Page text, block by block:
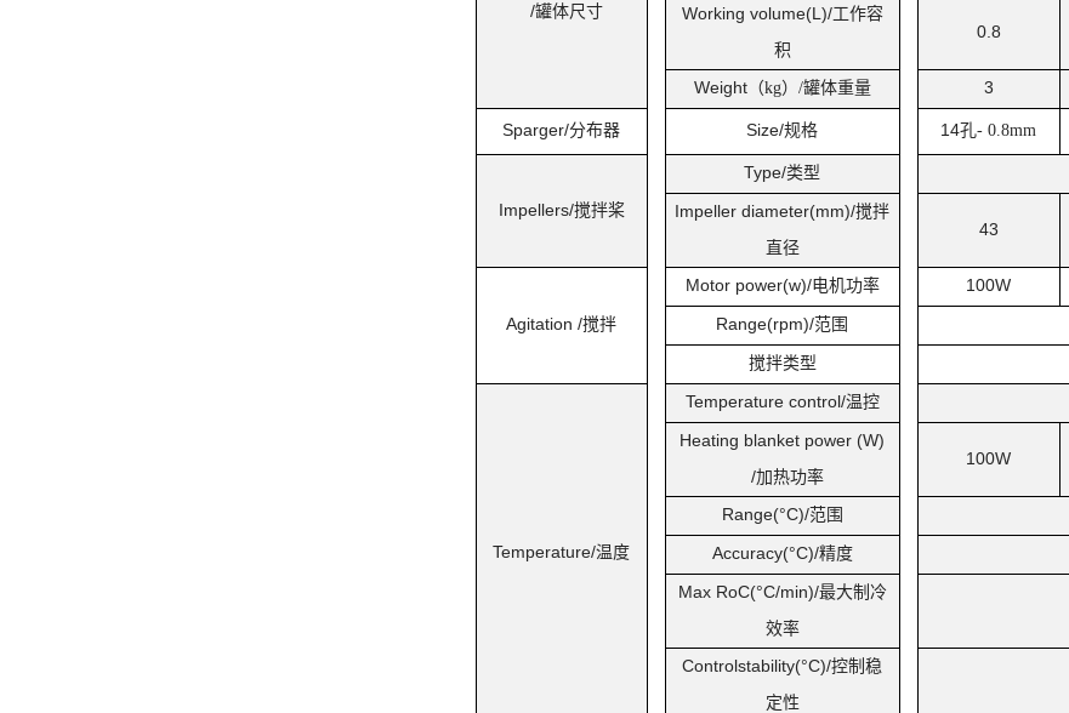
/罐体尺寸
Working volume(L)/工作容
积
0.8
Weight（kg） /罐体重量 3
Sparger/分布器 Size/规格 14孔- 0.8mm
Impellers/搅拌桨
Type/类型
Impeller diameter(mm)/搅拌
直径
43
Agitation /搅拌
Motor power(w)/电机功率 100W
Range(rpm)/范围
搅拌类型
Temperature/温度
Temperature control/温控
Heating blanket power (W)
/加热功率
100W
Range(°C)/范围
Accuracy(°C)/精度
Max RoC(°C/min)/最大制冷
效率
Controlstability(°C)/控制稳
定性